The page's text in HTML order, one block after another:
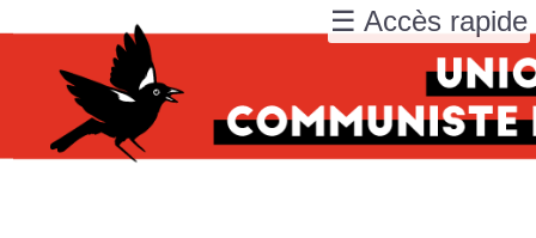
☰ Accès rapide